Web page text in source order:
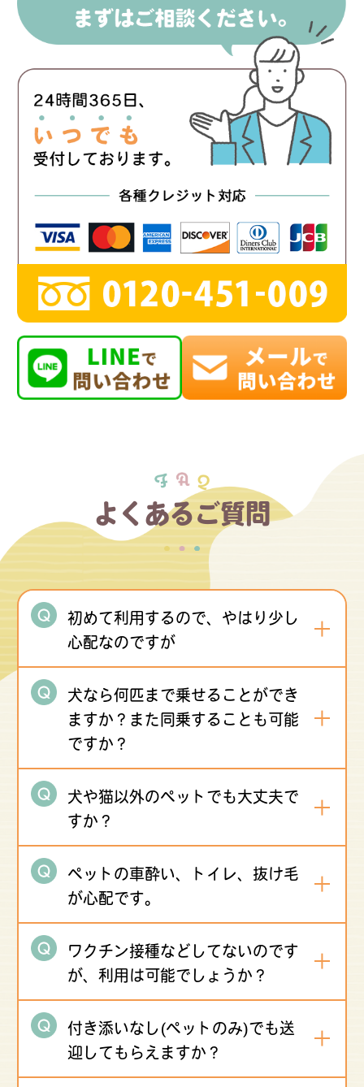
よくあるご質問
初めて利用するので、やはり少し
心配なのですが
犬なら何匹まで乗せることができ
ますか？また同乗することも可能
ですか？
犬や猫以外のペットでも大丈夫で
すか？
ペットの車酔い、トイレ、抜け毛
が心配です。
ワクチン接種などしてないのです
が、利用は可能でしょうか？
付き添いなし(ペットのみ)でも送
迎してもらえますか？